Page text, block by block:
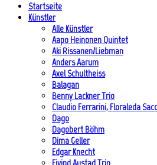
Startseite
Künstler
Alle Künstler
Aapo Heinonen Quintet
Aki Rissanen/Liebman
Anders Aarum
Axel Schultheiss
Balagan
Benny Lackner Trio
Claudio Ferrarini, Floraleda
Dago
Dagobert Böhm
Dima Geller
Edgar Knecht